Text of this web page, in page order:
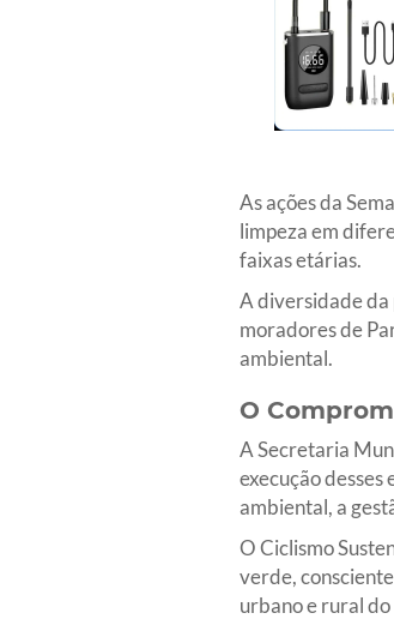
As ações da
limpeza em
faixas etárias.
A diversidade da
moradores de
ambiental.
O
A Secretaria
execução
ambiental, a
O Ciclismo
verde,
urbano e rural